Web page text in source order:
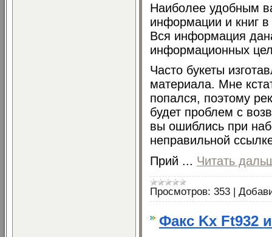
Наиболее удобным
информации и книг в
Вся информация
информационных
Часто букеты
материала. Мне
попался, поэтому
будет проблем с
вы ошиблись при
неправильной
Прий ... Читать
Просмотров: 353 |
Факс Kx Ft932